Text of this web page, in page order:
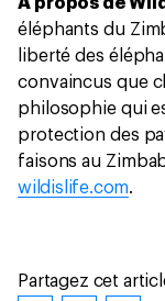
À propos de
éléphants du
liberté des
convaincus que
philosophie qui
protection des
faisons au
wildislife.com.
Partagez cet